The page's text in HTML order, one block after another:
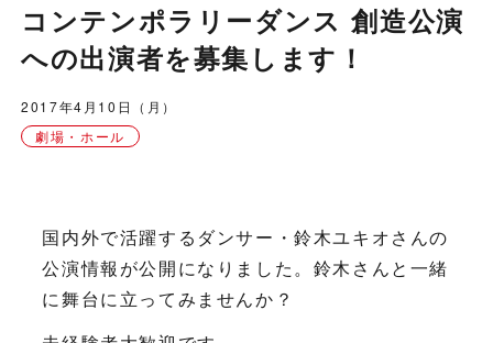
コンテンポラリーダンス 創造公演
への出演者を募集します！
2017年4月10日（月）
劇場・ホール
国内外で活躍するダンサー・鈴木ユキオさんの
公演情報が公開になりました。鈴木さんと一緒
に舞台に立ってみませんか？